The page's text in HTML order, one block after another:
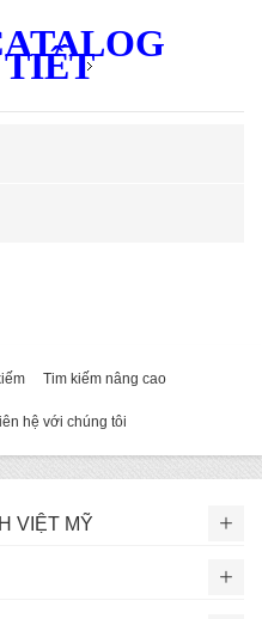
Tim kiếm nâng cao
hệ với chúng tôi
VIỆT MỸ